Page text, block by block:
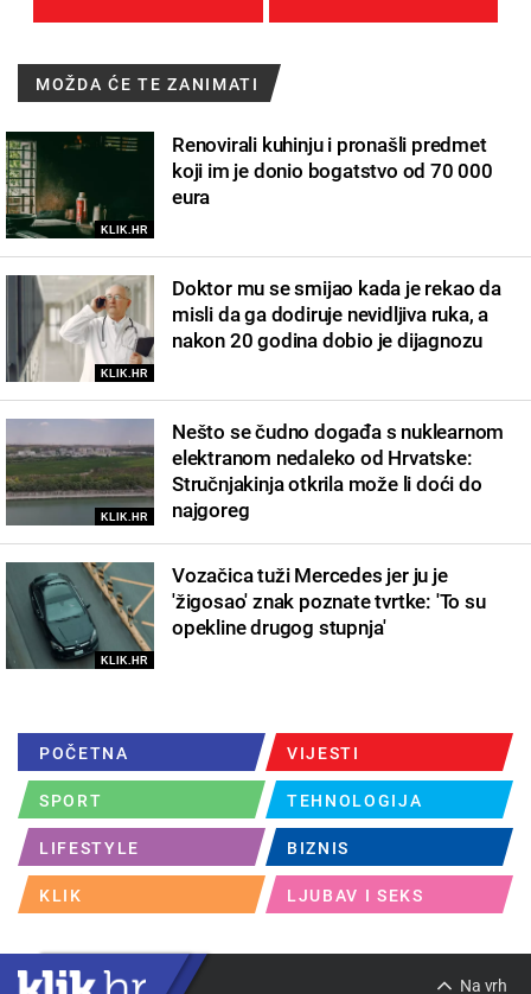
MOŽDA ĆE TE ZANIMATI
KLIK.HR
Renovirali kuhinju i pronašli predmet
koji im je donio bogatstvo od 70 000
eura
KLIK.HR
Doktor mu se smijao kada je rekao da
misli da ga dodiruje nevidljiva ruka, a
nakon 20 godina dobio je dijagnozu
KLIK.HR
Nešto se čudno događa s nuklearnom
elektranom nedaleko od Hrvatske:
Stručnjakinja otkrila može li doći do
najgoreg
KLIK.HR
Vozačica tuži Mercedes jer ju je
'žigosao' znak poznate tvrtke: 'To su
opekline drugog stupnja'
POČETNA VIJESTI
SPORT TEHNOLOGIJA
LIFESTYLE BIZNIS
KLIK LJUBAV I SEKS
Na vrh